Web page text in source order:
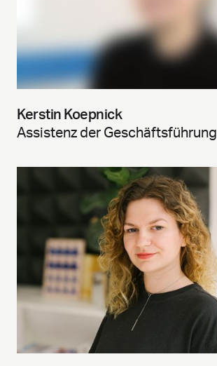
Kerstin Koepnick
Assistenz der Geschäftsführung